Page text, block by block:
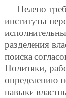
Нелепо
институты
разделения
поиска
Политики,
определению
навыки